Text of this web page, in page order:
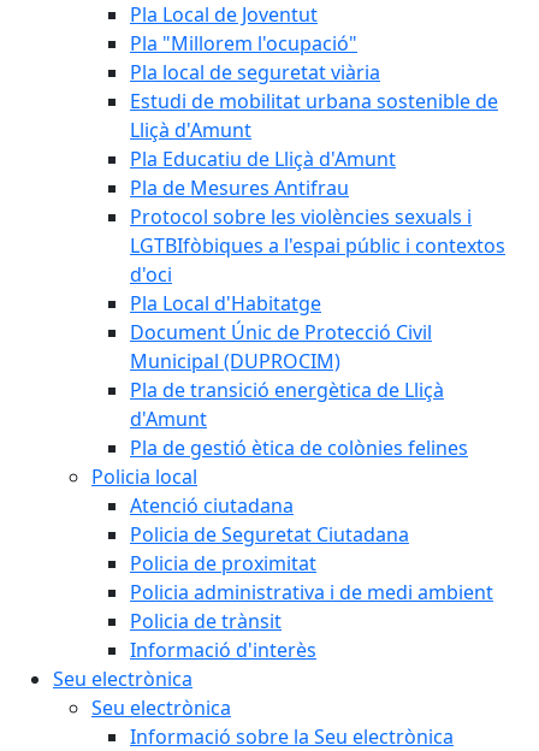
Pla Local de Joventut
Pla "Millorem l'ocupació"
Pla local de seguretat viària
Estudi de mobilitat urbana sostenible de
Lliçà d'Amunt
Pla Educatiu de Lliçà d'Amunt
Pla de Mesures Antifrau
Protocol sobre les violències sexuals i
LGTBIfòbiques a l'espai públic i contextos
d'oci
Pla Local d'Habitatge
Document Únic de Protecció Civil
Municipal (DUPROCIM)
Pla de transició energètica de Lliçà
d'Amunt
Pla de gestió ètica de colònies felines
Policia local
Atenció ciutadana
Policia de Seguretat Ciutadana
Policia de proximitat
Policia administrativa i de medi ambient
Policia de trànsit
Informació d'interès
Seu electrònica
Seu electrònica
Informació sobre la Seu electrònica